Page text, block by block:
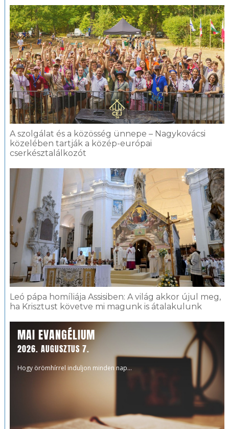
A szolgálat és a közösség ünnepe – Nagykovácsi
közelében tartják a közép-európai
cserkésztalálkozót
Leó pápa homíliája Assisiben: A világ akkor újul meg,
ha Krisztust követve mi magunk is átalakulunk
MAI EVANGÉLIUM
2026. AUGUSZTUS 7.
Hogy örömhírrel induljon minden nap...